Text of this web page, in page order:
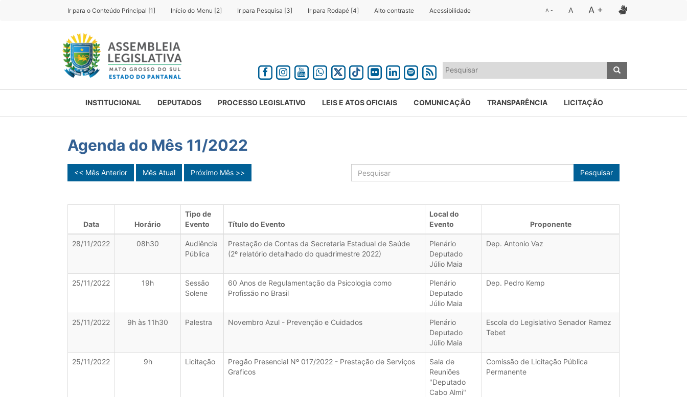
Ir para o Conteúdo Principal [1] Início do Menu [2] Ir para Pesquisa [3] Ir para Rodapé [4] Alto contraste Acessibilidade A - A A +
INSTITUCIONAL DEPUTADOS PROCESSO LEGISLATIVO LEIS E ATOS OFICIAIS COMUNICAÇÃO TRANSPARÊNCIA LICITAÇÃO
Agenda do Mês 11/2022
Pesquisar
<< Mês Anterior Mês Atual Próximo Mês >>
Data Horário
Tipo de
Evento
Título do Evento
Local do
Evento
Proponente
28/11/2022 08h30
Audiência
Pública
Prestação de Contas da Secretaria Estadual de Saúde
(2º relatório detalhado do quadrimestre 2022)
Plenário
Deputado
Júlio Maia
Dep. Antonio Vaz
25/11/2022 19h
Sessão
Solene
60 Anos de Regulamentação da Psicologia como
Profissão no Brasil
Plenário
Deputado
Júlio Maia
Dep. Pedro Kemp
25/11/2022 9h às 11h30 Palestra Novembro Azul - Prevenção e Cuidados
Plenário
Deputado
Júlio Maia
Escola do Legislativo Senador Ramez
Tebet
25/11/2022 9h Licitação
Pregão Presencial Nº 017/2022 - Prestação de Serviços
Graficos
Sala de
Reuniões
"Deputado
Cabo Almi"
Comissão de Licitação Pública
Permanente